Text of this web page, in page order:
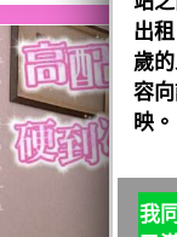
出
歲
容
映。
我